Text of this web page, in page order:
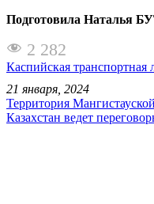
Подготовила Наталья
2 282
Каспийская транспортная
21 января, 2024
Территория
Казахстан ведет